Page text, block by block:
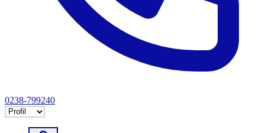
0238-799240
Selectează tab